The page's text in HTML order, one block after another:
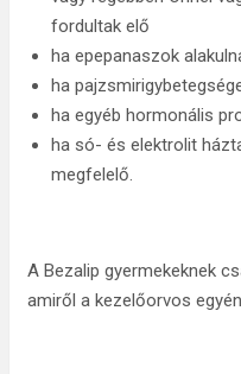
fordultak elő
ha epepanaszok
ha
ha egyéb hormonális
ha só- és elektrolit
megfelelő.
A Bezalip gyermekeknek
amiről a kezelőorvos